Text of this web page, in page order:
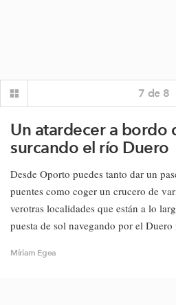
7 de 8
Un atardecer a bordo
surcando el río Duero
Desde Oporto puedes tanto dar un
puentes como coger un crucero de
verotras localidades que están a lo
puesta de sol navegando por el
Míriam Egea